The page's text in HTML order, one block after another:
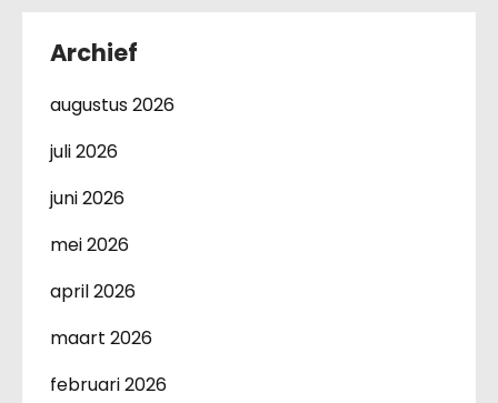
Archief
augustus 2026
juli 2026
juni 2026
mei 2026
april 2026
maart 2026
februari 2026